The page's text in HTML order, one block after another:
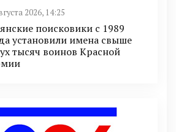
2026, 14:25
поисковики с 1989
установили имена свыше
тысяч воинов Красной